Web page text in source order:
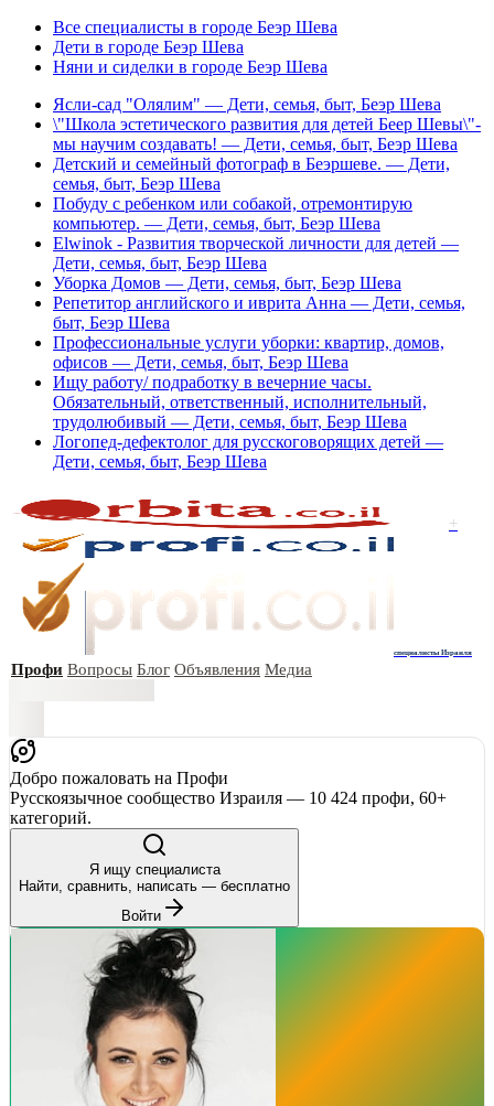
Все специалисты в городе Беэр Шева
Дети в городе Беэр Шева
Няни и сиделки в городе Беэр Шева
Ясли-сад "Олялим" — Дети, семья, быт, Беэр Шева
\"Школа эстетического развития для детей Беер Шевы\"-
мы научим создавать! — Дети, семья, быт, Беэр Шева
Детский и семейный фотограф в Беэршеве. — Дети,
семья, быт, Беэр Шева
Побуду с ребенком или собакой, отремонтирую
компьютер. — Дети, семья, быт, Беэр Шева
Elwinok - Развития творческой личности для детей —
Дети, семья, быт, Беэр Шева
Уборка Домов — Дети, семья, быт, Беэр Шева
Репетитор английского и иврита Анна — Дети, семья,
быт, Беэр Шева
Профессиональные услуги уборки: квартир, домов,
офисов — Дети, семья, быт, Беэр Шева
Ищу работу/ подработку в вечерние часы.
Обязательный, ответственный, исполнительный,
трудолюбивый — Дети, семья, быт, Беэр Шева
Логопед-дефектолог для русскоговорящих детей —
Дети, семья, быт, Беэр Шева
+
специалисты Израиля
Профи Вопросы Блог Объявления Медиа
Добро пожаловать на Профи
Русскоязычное сообщество Израиля — 10 424 профи, 60+
категорий.
Я ищу специалиста
Найти, сравнить, написать — бесплатно
Войти